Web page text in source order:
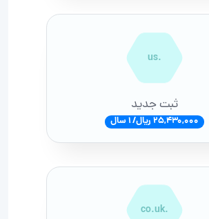
.us
ثبت جدید
25,430,000 ریال/ 1 سال
.co.uk